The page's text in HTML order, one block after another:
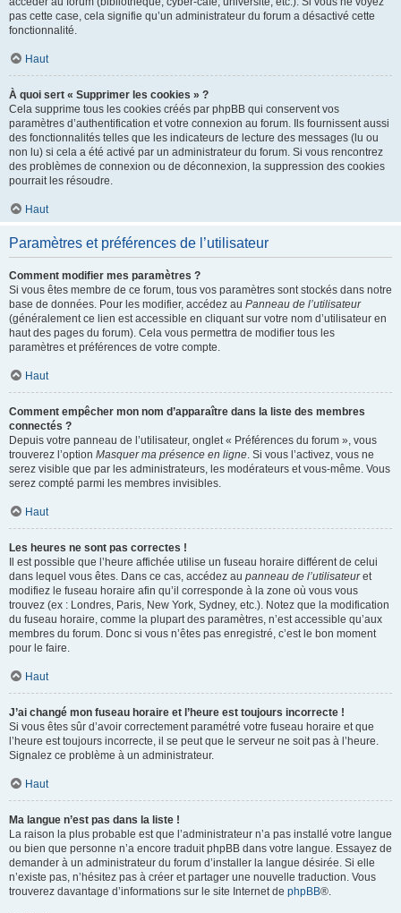
pas cette case, cela signifie qu’un administrateur du forum a désactivé cette
fonctionnalité.
Haut
À quoi sert « Supprimer les cookies » ?
Cela supprime tous les cookies créés par phpBB qui conservent vos
paramètres d’authentification et votre connexion au forum. Ils fournissent aussi
des fonctionnalités telles que les indicateurs de lecture des messages (lu ou
non lu) si cela a été activé par un administrateur du forum. Si vous rencontrez
des problèmes de connexion ou de déconnexion, la suppression des cookies
pourrait les résoudre.
Haut
Paramètres et préférences de l’utilisateur
Comment modifier mes paramètres ?
Si vous êtes membre de ce forum, tous vos paramètres sont stockés dans notre
base de données. Pour les modifier, accédez au Panneau de l’utilisateur
(généralement ce lien est accessible en cliquant sur votre nom d’utilisateur en
haut des pages du forum). Cela vous permettra de modifier tous les
paramètres et préférences de votre compte.
Haut
Comment empêcher mon nom d’apparaître dans la liste des membres
connectés ?
Depuis votre panneau de l’utilisateur, onglet « Préférences du forum », vous
trouverez l’option Masquer ma présence en ligne. Si vous l’activez, vous ne
serez visible que par les administrateurs, les modérateurs et vous-même. Vous
serez compté parmi les membres invisibles.
Haut
Les heures ne sont pas correctes !
Il est possible que l’heure affichée utilise un fuseau horaire différent de celui
dans lequel vous êtes. Dans ce cas, accédez au panneau de l’utilisateuret
modifiez le fuseau horaire afin qu’il corresponde à la zone où vous vous
trouvez (ex : Londres, Paris, New York, Sydney, etc.). Notez que la modification
du fuseau horaire, comme la plupart des paramètres, n’est accessible qu’aux
membres du forum. Donc si vous n’êtes pas enregistré, c’est le bon moment
pour le faire.
Haut
J’ai changé mon fuseau horaire et l’heure est toujours incorrecte !
Si vous êtes sûr d’avoir correctement paramétré votre fuseau horaire et que
l’heure est toujours incorrecte, il se peut que le serveur ne soit pas à l’heure.
Signalez ce problème à un administrateur.
Haut
Ma langue n’est pas dans la liste !
La raison la plus probable est que l’administrateur n’a pas installé votre langue
ou bien que personne n’a encore traduit phpBB dans votre langue. Essayez de
demander à un administrateur du forum d’installer la langue désirée. Si elle
n’existe pas, n’hésitez pas à créer et partager une nouvelle traduction. Vous
trouverez davantage d’informations sur le site Internet de phpBB®.